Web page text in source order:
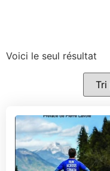
Voici le seul résultat